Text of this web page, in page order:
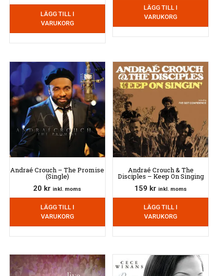
LÄGG TILL I
VARUKORG
LÄGG TILL I
VARUKORG
Andraé Crouch – The Promise
(Single)
20 kr inkl. moms
LÄGG TILL I
VARUKORG
Andraé Crouch & The
Disciples – Keep On Singing
159 kr inkl. moms
LÄGG TILL I
VARUKORG